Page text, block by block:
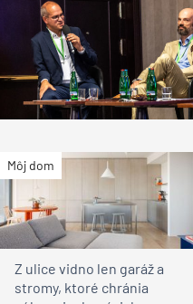
Môj dom
Z ulice vidno len garáž a
stromy, ktoré chránia